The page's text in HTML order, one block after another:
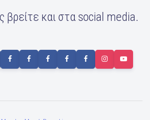
βρείτε και στα social media.